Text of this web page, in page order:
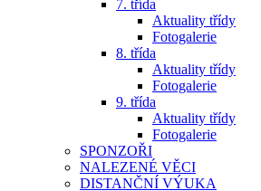
7. třída
Aktuality třídy
Fotogalerie
8. třída
Aktuality třídy
Fotogalerie
9. třída
Aktuality třídy
Fotogalerie
SPONZOŘI
NALEZENÉ VĚCI
DISTANČNÍ VÝUKA